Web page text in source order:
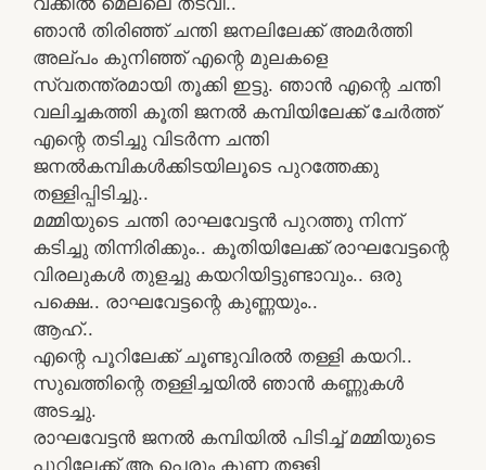
ഞാന്‍ തിരിഞ്ഞ്‌ ചന്തി ജനലിലേക്ക്‌ അമര്‍ത്തി
അല്പം കുനിഞ്ഞ്‌ എന്റെ മുലകളെ
സ്വതന്ത്രമായി തൂക്കി ഇട്ടു. ഞാന്‍ എന്റെ ചന്തി
വലിച്ചകത്തി കൂതി ജനല്‍ കമ്പിയിലേക്ക്‌ ചേർത്ത്
എന്റെ തടിച്ചു വിടര്‍ന്ന ചന്തി
ജനല്‍കമ്പികള്‍ക്കിടയിലൂടെ പുറത്തേക്കു
തള്ളിപ്പിടിച്ചു..
മമ്മിയുടെ ചന്തി രാഘവേട്ടന്‍ പുറത്തു നിന്ന്‌
കടിച്ചു തിന്നിരിക്കും.. കൂതിയിലേക്ക് രാഘവേട്ടന്റെ
വിരലുകള്‍ തുളച്ചു കയറിയിട്ടുണ്ടാവും.. ഒരു
പക്ഷെ.. രാഘവേട്ടന്റെ കുണ്ണയും..
ആഹ്‌..
എന്റെ പൂറിലേക്ക്‌ ചൂണ്ടുവിരല്‍ തള്ളി കയറി..
സുഖത്തിന്റെ തള്ളിച്ചയില്‍ ഞാന്‍ കണ്ണുകള്‍
അടച്ചു.
രാഘവേട്ടന്‍ ജനല്‍ കമ്പിയില്‍ പിടിച്ച് മമ്മിയുടെ
പുറിലേക്ക്‌ ആ പെരും കുണ്ണ തള്ളി